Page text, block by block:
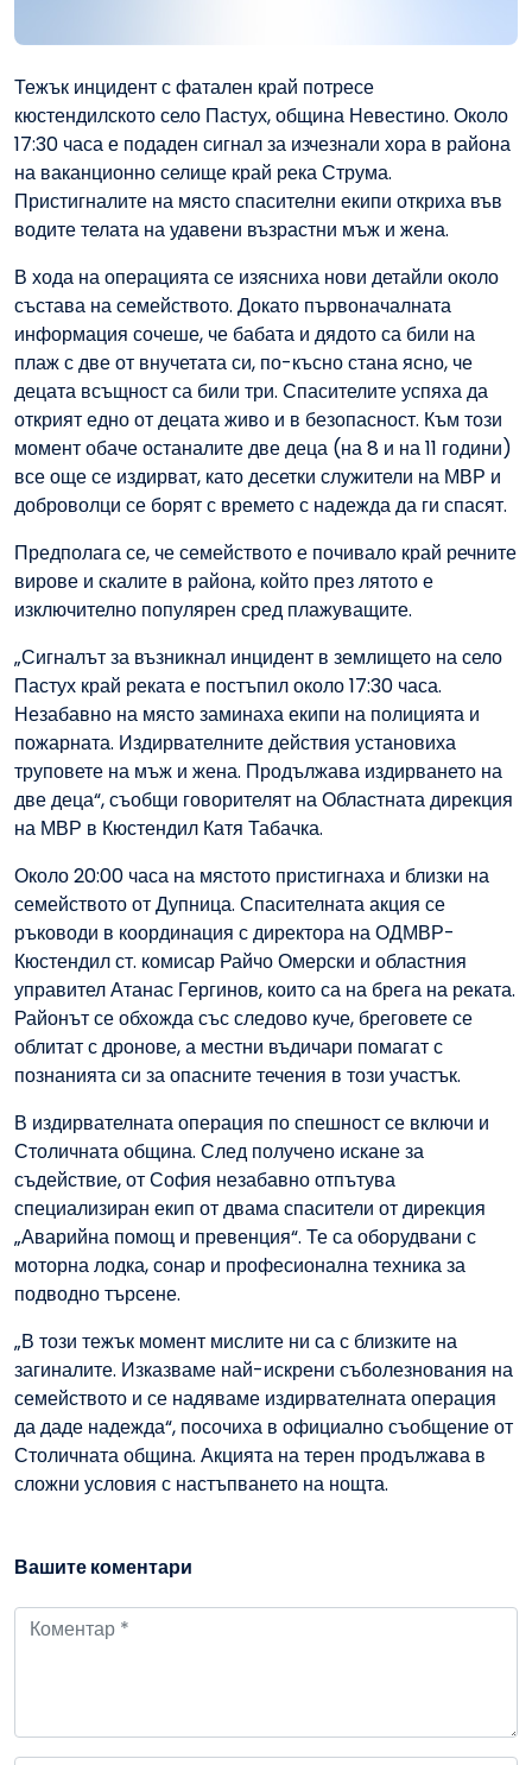
Тежък инцидент с фатален край потресе
кюстендилското село Пастух, община Невестино. Около
17:30 часа е подаден сигнал за изчезнали хора в района
на ваканционно селище край река Струма.
Пристигналите на място спасителни екипи откриха във
водите телата на удавени възрастни мъж и жена.
В хода на операцията се изясниха нови детайли около
състава на семейството. Докато първоначалната
информация сочеше, че бабата и дядото са били на
плаж с две от внучетата си, по-късно стана ясно, че
децата всъщност са били три. Спасителите успяха да
открият едно от децата живо и в безопасност. Към този
момент обаче останалите две деца (на 8 и на 11 години)
все още се издирват, като десетки служители на МВР и
доброволци се борят с времето с надежда да ги спасят.
Предполага се, че семейството е почивало край речните
вирове и скалите в района, който през лятото е
изключително популярен сред плажуващите.
„Сигналът за възникнал инцидент в землището на село
Пастух край реката е постъпил около 17:30 часа.
Незабавно на място заминаха екипи на полицията и
пожарната. Издирвателните действия установиха
труповете на мъж и жена. Продължава издирването на
две деца“, съобщи говорителят на Областната дирекция
на МВР в Кюстендил Катя Табачка.
Около 20:00 часа на мястото пристигнаха и близки на
семейството от Дупница. Спасителната акция се
ръководи в координация с директора на ОДМВР-
Кюстендил ст. комисар Райчо Омерски и областния
управител Атанас Гергинов, които са на брега на реката.
Районът се обхожда със следово куче, бреговете се
облитат с дронове, а местни въдичари помагат с
познанията си за опасните течения в този участък.
В издирвателната операция по спешност се включи и
Столичната община. След получено искане за
съдействие, от София незабавно отпътува
специализиран екип от двама спасители от дирекция
„Аварийна помощ и превенция“. Те са оборудвани с
моторна лодка, сонар и професионална техника за
подводно търсене.
„В този тежък момент мислите ни са с близките на
загиналите. Изказваме най-искрени съболезнования на
семейството и се надяваме издирвателната операция
да даде надежда“, посочиха в официално съобщение от
Столичната община. Акцията на терен продължава в
сложни условия с настъпването на нощта.
Вашите коментари